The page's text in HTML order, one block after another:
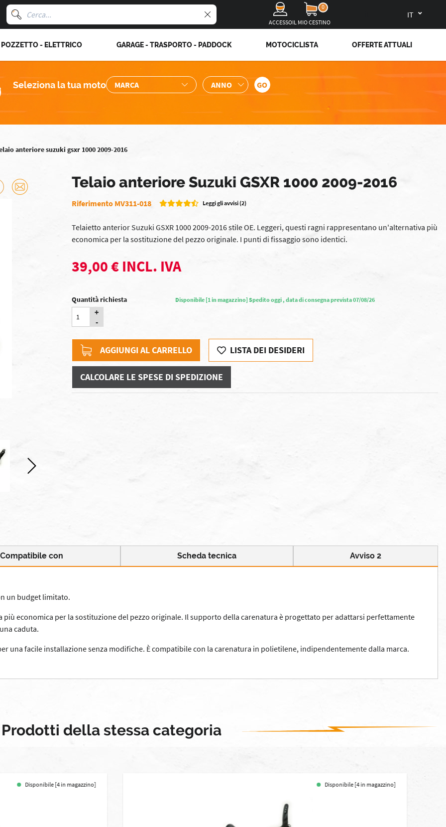
ACCESSO
0
IL MIO CESTINO
POZZETTO - ELETTRICO GARAGE - TRASPORTO - PADDOCK MOTOCICLISTA OFFERTE ATTUALI
Seleziona la tua moto
anteriore suzuki gsxr 1000 2009-2016
Telaio anteriore Suzuki GSXR 1000 2009-2016
Riferimento MV311-018 Leggi gli avvisi (2)
Telaietto anterior Suzuki GSXR 1000 2009-2016 stile OE. Leggeri, questi ragni rappresentano un'alternativa più
economica per la sostituzione del pezzo originale. I punti di fissaggio sono identici.
39,00 € INCL. IVA
Quantità richiesta
+
-
Disponibile [1 in magazzino] Spedito oggi , data di consegna prevista 07/08/26
AGGIUNGI AL CARRELLO LISTA DEI DESIDERI
CALCOLARE LE SPESE DI SPEDIZIONE
Compatibile con Scheda tecnica Avviso 2
un budget limitato.
economica per la sostituzione del pezzo originale. Il supporto della carenatura è progettato per adattarsi perfettamente
caduta.
una facile installazione senza modifiche. È compatibile con la carenatura in polietilene, indipendentemente dalla marca.
Prodotti della stessa categoria
Disponibile [4 in magazzino] Disponibile [4 in magazzino]